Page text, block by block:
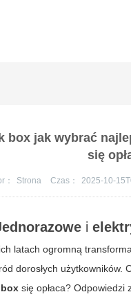
box jak wybrać
się
： Strona Czas： 2025-10-
i
latach ogromną
dorosłych
się opłaca?